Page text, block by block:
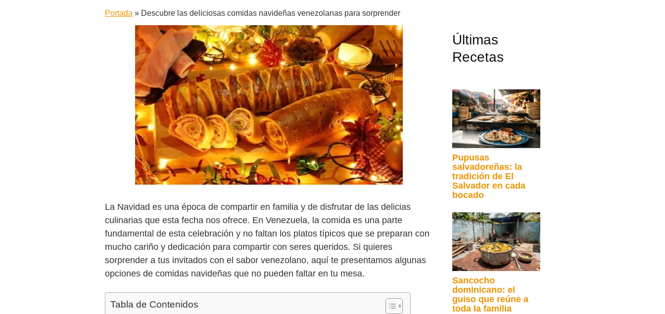
Portada » Descubre las deliciosas comidas navideñas venezolanas para sorprender
La Navidad es una época de compartir en familia y de disfrutar de las delicias
culinarias que esta fecha nos ofrece. En Venezuela, la comida es una parte
fundamental de esta celebración y no faltan los platos típicos que se preparan con
mucho cariño y dedicación para compartir con seres queridos. Si quieres
sorprender a tus invitados con el sabor venezolano, aquí te presentamos algunas
opciones de comidas navideñas que no pueden faltar en tu mesa.
Tabla de Contenidos
Últimas
Recetas
Pupusas
salvadoreñas: la
tradición de El
Salvador en cada
bocado
Sancocho
dominicano: el
guiso que reúne a
toda la familia